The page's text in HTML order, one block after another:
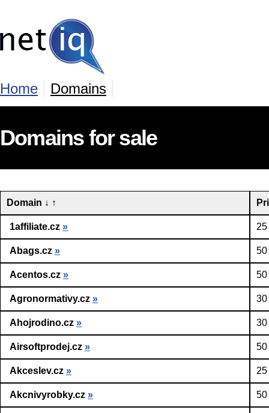
Home Domains
Domains for sale
Domain ↓ ↑
1affiliate.cz »
Abags.cz » 50
Acentos.cz » 50
Agronormativy.cz » 30
Ahojrodino.cz » 30
Airsoftprodej.cz » 50
Akceslev.cz »
Akcnivyrobky.cz » 50